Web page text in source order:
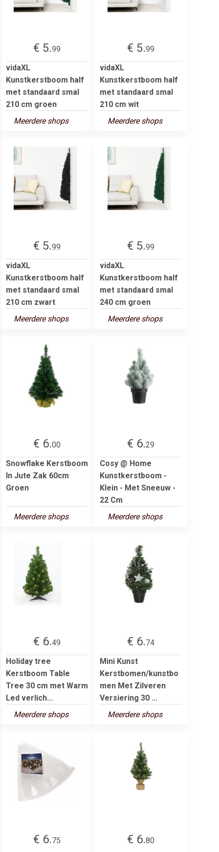
€ 5.99
vidaXL
Kunstkerstboom half
met standaard smal
210 cm groen
Meerdere shops
€ 5.99
vidaXL
Kunstkerstboom half
met standaard smal
210 cm wit
Meerdere shops
€ 5.99
vidaXL
Kunstkerstboom half
met standaard smal
210 cm zwart
Meerdere shops
€ 5.99
vidaXL
Kunstkerstboom half
met standaard smal
240 cm groen
Meerdere shops
€ 6.00
Snowflake Kerstboom
In Jute Zak 60cm
Groen
Meerdere shops
€ 6.29
Cosy @ Home
Kunstkerstboom -
Klein - Met Sneeuw -
22 Cm
Meerdere shops
€ 6.49
Holiday tree
Kerstboom Table
Tree 30 cm met Warm
Led verlich...
Meerdere shops
€ 6.74
Mini Kunst
Kerstbomen/kunstbo
men Met Zilveren
Versiering 30 ...
Meerdere shops
€ 6.75 € 6.80